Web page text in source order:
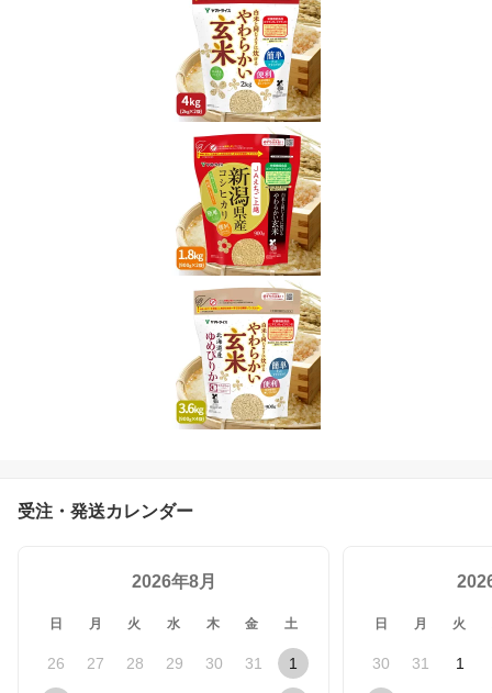
受注・発送カレンダー
2026年8月
日 月 火 水 木 金 土
26 27 28 29 30 31 1
日 月 火
30 31 1